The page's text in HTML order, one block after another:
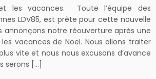
les vacances. Toute l’équipe des
LDV85, est prête pour cette nouvelle
notre réouverture après une
vacances de Noël. Nous allons traiter
vite et nous nous excusons d’avance
serons […]